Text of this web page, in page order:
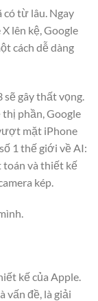
có từ lâu. Ngay
lên kệ, Google
cách dễ dàng
gây thất vọng.
phần, Google
mặt iPhone
1 thế giới về AI:
toán và thiết kế
kép.
kế của Apple.
vấn đề, là giải